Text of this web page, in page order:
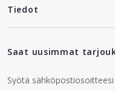
Tiedot
Saat uusimmat